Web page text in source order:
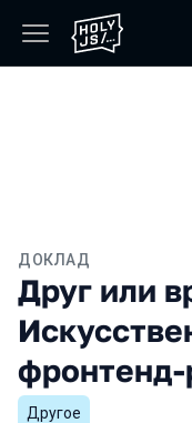
ДОКЛАД
Друг или
фронтенд-
Другое